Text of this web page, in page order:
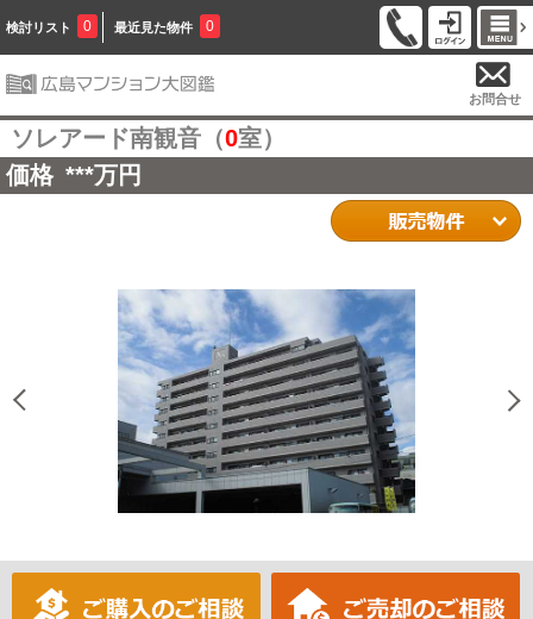
検討リスト 0 最近見た物件 0
お問合せ
ソレアード南観音（0室）
価格 ***万円